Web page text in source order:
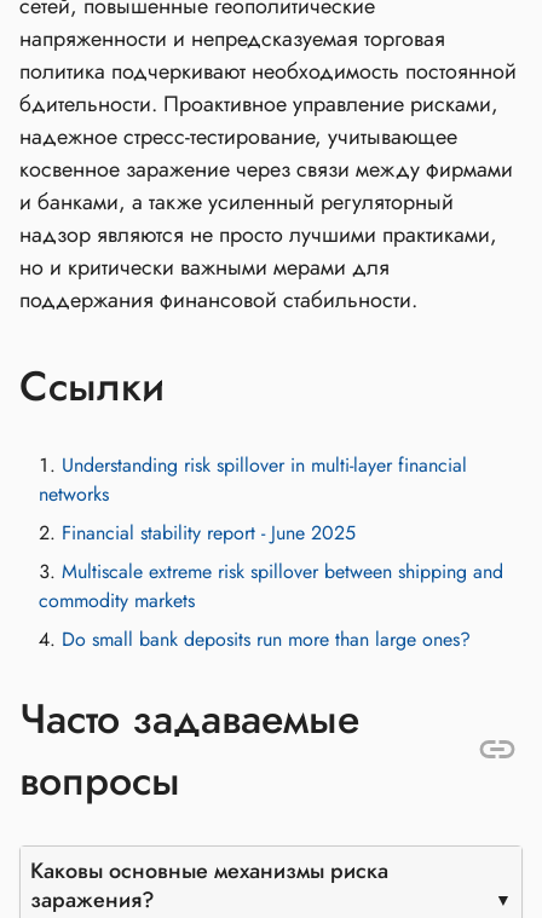
напряженности и непредсказуемая торговая
политика подчеркивают необходимость постоянной
бдительности. Проактивное управление рисками,
надежное стресс-тестирование, учитывающее
косвенное заражение через связи между фирмами
и банками, а также усиленный регуляторный
надзор являются не просто лучшими практиками,
но и критически важными мерами для
поддержания финансовой стабильности.
Ссылки
Understanding risk spillover in multi-layer financial
networks
Financial stability report - June 2025
Multiscale extreme risk spillover between shipping and
commodity markets
Do small bank deposits run more than large ones?
Часто задаваемые
вопросы
Каковы основные механизмы риска
заражения?